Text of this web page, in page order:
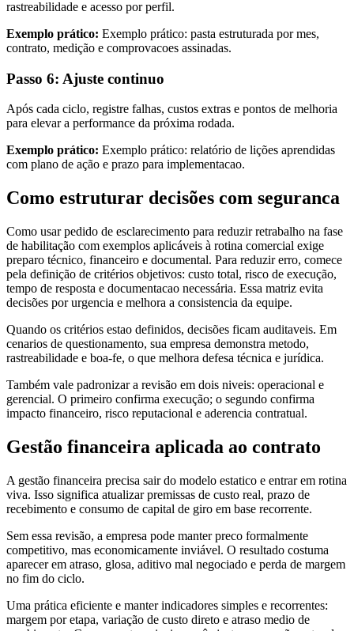
rastreabilidade e acesso por perfil.
Exemplo prático: Exemplo prático: pasta estruturada por mes,
contrato, medição e comprovacoes assinadas.
Passo 6: Ajuste continuo
Após cada ciclo, registre falhas, custos extras e pontos de melhoria
para elevar a performance da próxima rodada.
Exemplo prático: Exemplo prático: relatório de lições aprendidas
com plano de ação e prazo para implementacao.
Como estruturar decisões com seguranca
Como usar pedido de esclarecimento para reduzir retrabalho na fase
de habilitação com exemplos aplicáveis à rotina comercial exige
preparo técnico, financeiro e documental. Para reduzir erro, comece
pela definição de critérios objetivos: custo total, risco de execução,
tempo de resposta e documentacao necessária. Essa matriz evita
decisões por urgencia e melhora a consistencia da equipe.
Quando os critérios estao definidos, decisões ficam auditaveis. Em
cenarios de questionamento, sua empresa demonstra metodo,
rastreabilidade e boa-fe, o que melhora defesa técnica e jurídica.
Também vale padronizar a revisão em dois niveis: operacional e
gerencial. O primeiro confirma execução; o segundo confirma
impacto financeiro, risco reputacional e aderencia contratual.
Gestão financeira aplicada ao contrato
A gestão financeira precisa sair do modelo estatico e entrar em rotina
viva. Isso significa atualizar premissas de custo real, prazo de
recebimento e consumo de capital de giro em base recorrente.
Sem essa revisão, a empresa pode manter preco formalmente
competitivo, mas economicamente inviável. O resultado costuma
aparecer em atraso, glosa, aditivo mal negociado e perda de margem
no fim do ciclo.
Uma prática eficiente e manter indicadores simples e recorrentes:
margem por etapa, variação de custo direto e atraso medio de